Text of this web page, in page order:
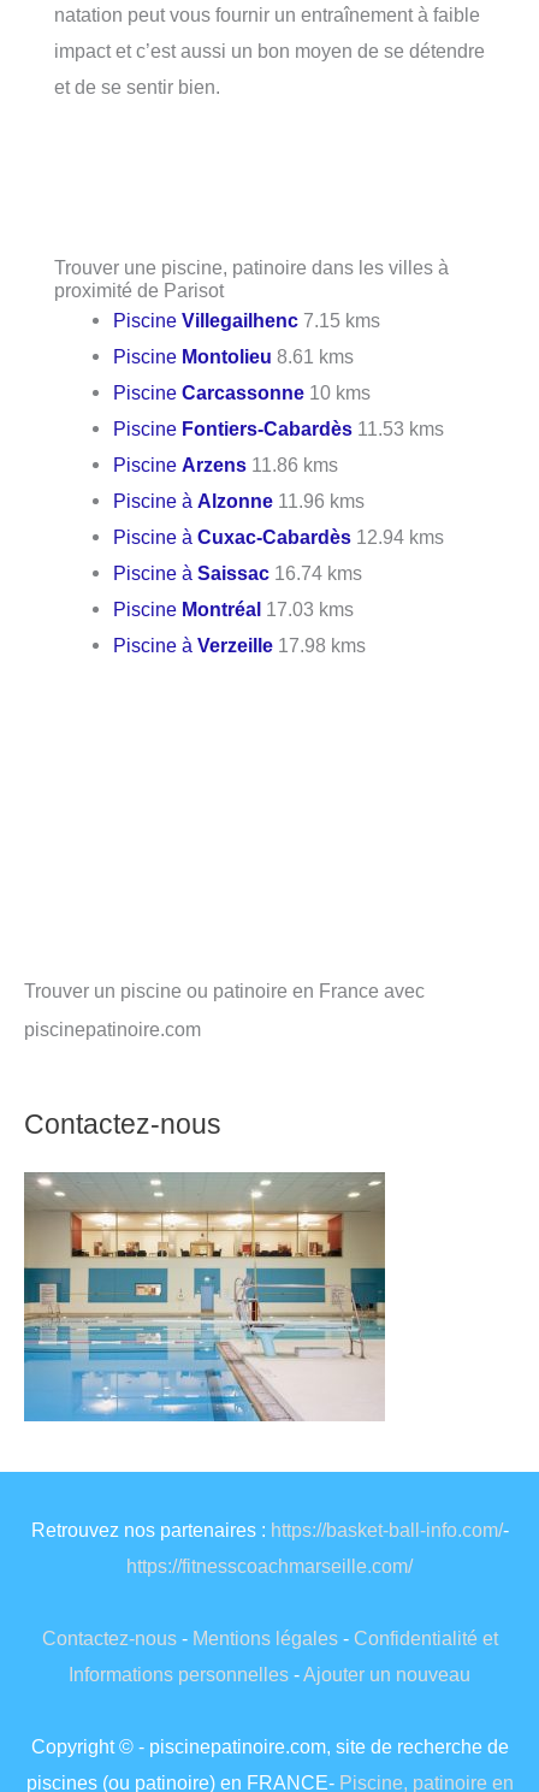
natation peut vous fournir un entraînement à faible
impact et c’est aussi un bon moyen de se détendre
et de se sentir bien.
Trouver une piscine, patinoire dans les villes à
proximité de Parisot
PiscineVillegailhenc 7.15 kms
Piscine Montolieu 8.61 kms
PiscineCarcassonne 10 kms
Piscine Fontiers-Cabardès 11.53 kms
PiscineArzens 11.86 kms
Piscine àAlzonne 11.96 kms
Piscine àCuxac-Cabardès 12.94 kms
Piscine àSaissac 16.74 kms
Piscine Montréal 17.03 kms
Piscine àVerzeille 17.98 kms
Trouver un piscine ou patinoire en France avec
piscinepatinoire.com
Contactez-nous
Retrouvez nos partenaires : https://basket-ball-info.com/-
https://fitnesscoachmarseille.com/
Contactez-nous- Mentions légales- Confidentialité et
Informations personnelles -Ajouter un nouveau
Copyright © - piscinepatinoire.com, site de recherche de
piscines (ou patinoire) en FRANCE- Piscine, patinoire en